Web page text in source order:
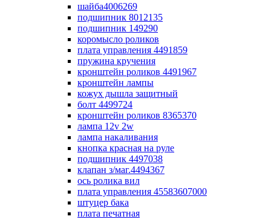
шайба4006269
подшипник 8012135
подшипник 149290
коромысло роликов
плата управления 4491859
пружина кручения
кронштейн роликов 4491967
кронштейн лампы
кожух дышла защитный
болт 4499724
кронштейн роликов 8365370
лампа 12v 2w
лампа накаливания
кнопка красная на руле
подшипник 4497038
клапан з/маг.4494367
ось ролика вил
плата управления 45583607000
штуцер бака
плата печатная